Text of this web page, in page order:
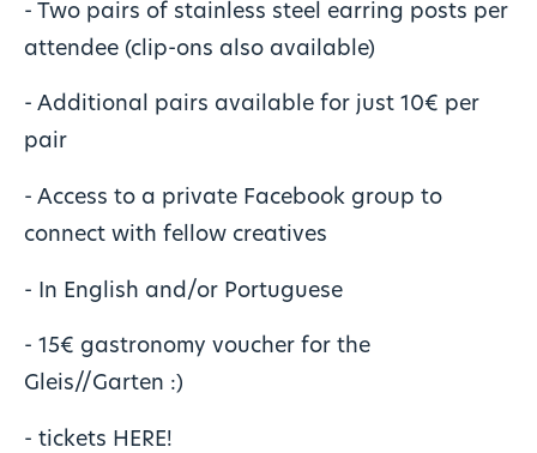
- Two pairs of stainless steel earring posts per
attendee (clip-ons also available)
- Additional pairs available for just 10€ per
pair
- Access to a private Facebook group to
connect with fellow creatives
- In English and/or Portuguese
- 15€ gastronomy voucher for the
Gleis//Garten :)
- tickets HERE!